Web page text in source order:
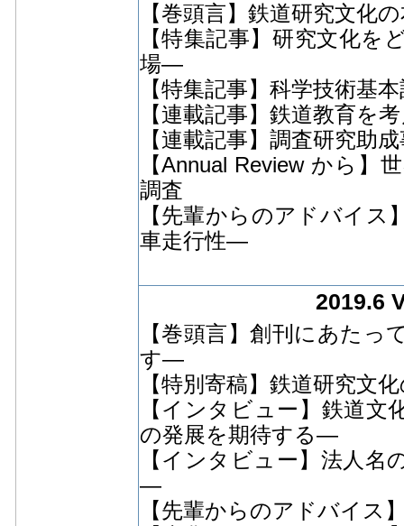
【巻頭言】鉄道研究文化
【特集記事】研究文化
場―
【特集記事】科学技術基
【連載記事】鉄道教育
【連載記事】調査研究助
【Annual Review から】
調査
【先輩からのアドバイ
車走行性―
2019.6
【巻頭言】創刊にあた
す―
【特別寄稿】鉄道研究文
【インタビュー】鉄道
の発展を期待する―
【インタビュー】法人
―
【先輩からのアドバイス